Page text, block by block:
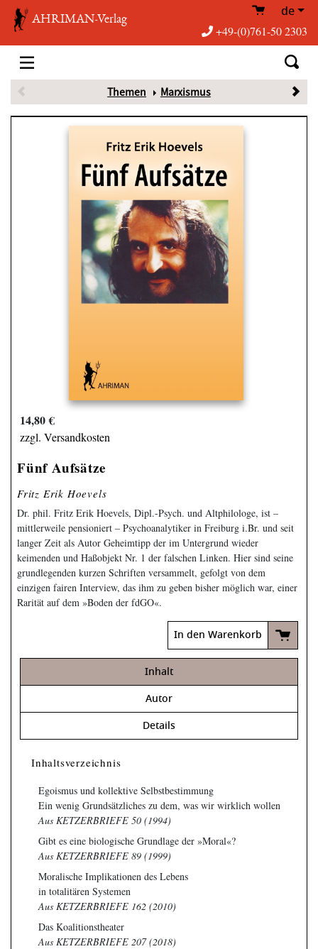
AHRIMAN-Verlag de
+49-(0)761-50 2303
Themen Marxismus
14,80 €
zzgl. Versandkosten
Fünf Aufsätze
Fritz Erik Hoevels
Dr. phil. Fritz Erik Hoevels, Dipl.-Psych. und Altphilologe, ist –
mittlerweile pensioniert – Psychoanalytiker in Freiburg i.Br. und seit
langer Zeit als Autor Geheimtipp der im Untergrund wieder
keimenden und Haßobjekt Nr. 1 der falschen Linken. Hier sind seine
grundlegenden kurzen Schriften versammelt, gefolgt von dem
einzigen fairen Interview, das ihm zu geben bisher möglich war, einer
Rarität auf dem »Boden der fdGO«.
In den Warenkorb
Inhalt
Autor
Details
Inhaltsverzeichnis
Egoismus und kollektive Selbstbestimmung
Ein wenig Grundsätzliches zu dem, was wir wirklich wollen
Aus KETZERBRIEFE 50 (1994)
Gibt es eine biologische Grundlage der »Moral«?
Aus KETZERBRIEFE 89 (1999)
Moralische Implikationen des Lebens
in totalitären Systemen
Aus KETZERBRIEFE 162 (2010)
Das Koalitionstheater
Aus KETZERBRIEFE 207 (2018)